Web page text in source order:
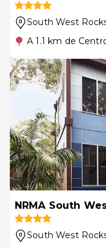
South West
A 1.1 km de
NRMA South
South West